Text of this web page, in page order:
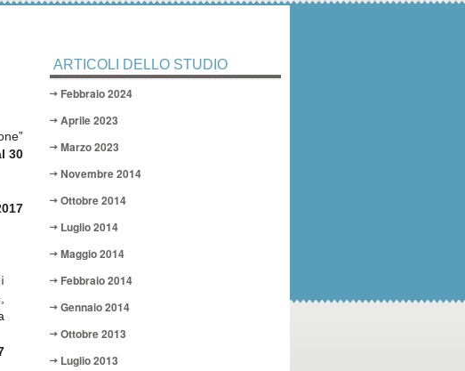
30
ARTICOLI DELLO STUDIO
Febbraio 2024
Aprile 2023
Marzo 2023
Novembre 2014
Ottobre 2014
Luglio 2014
Maggio 2014
Febbraio 2014
Gennaio 2014
Ottobre 2013
Luglio 2013